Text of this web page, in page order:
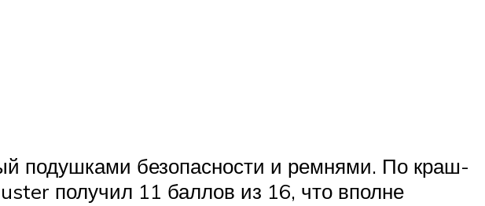
подушками безопасности и ремнями. По краш-
получил 11 баллов из 16, что вполне